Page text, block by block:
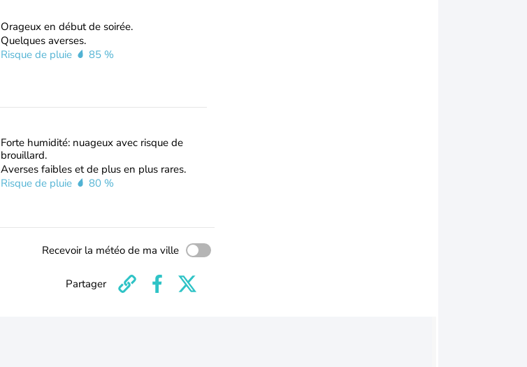
Orageux en début de soirée.
Quelques averses.
Risque de pluie
85 %
Forte humidité: nuageux avec risque de
brouillard.
Averses faibles et de plus en plus rares.
Risque de pluie
80 %
Recevoir la météo de ma ville
Partager